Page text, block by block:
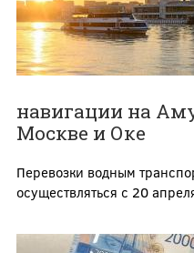
навигации на
Москве и Оке
Перевозки водным
осуществляться с 20